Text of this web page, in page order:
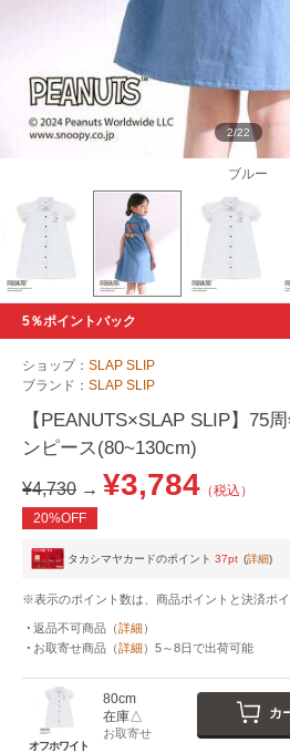
ブルー
2/22
5％ポイントバック
ショップ： SLAP SLIP
ブランド： SLAP SLIP
【PEANUTS×SLAP SLIP】75
ンピース(80~130cm)
¥4,730 → ¥3,784 （税込）
20%OFF
タカシマヤカードのポイント 37pt (詳細)
※表示のポイント数は、商品ポイントと決済ポイ
返品不可商品 （詳細）
お取寄せ商品 （詳細） 5～8日で出荷可能
オフホワイト
80cm
在庫△
お取寄せ
カ